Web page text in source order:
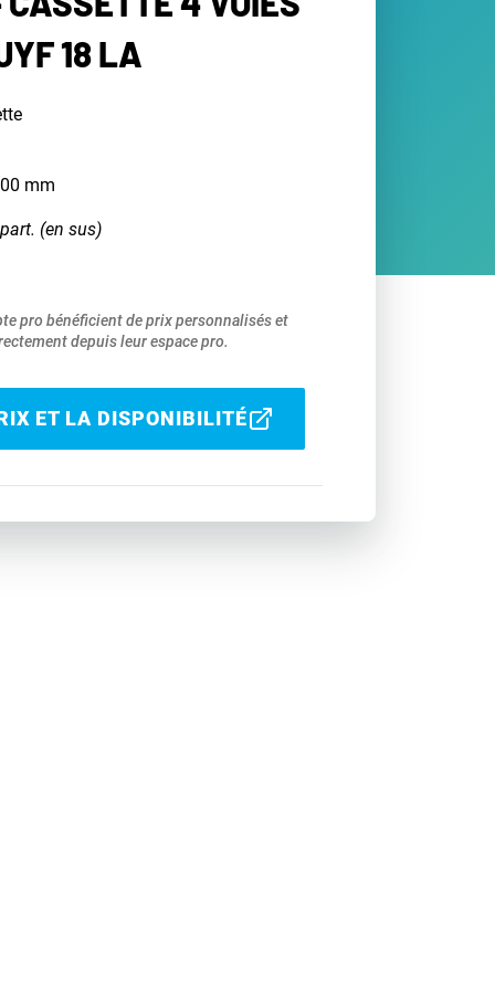
18 LA
mm
(en sus)
pro bénéficient de prix personnalisés et
depuis leur espace pro.
ET LA DISPONIBILITÉ